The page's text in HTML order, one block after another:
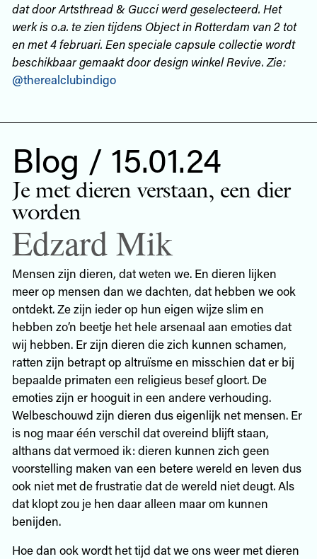
dat door Artsthread & Gucci werd geselecteerd. Het
werk is o.a. te zien tijdens Object in Rotterdam van 2 tot
en met 4 februari. Een speciale capsule collectie wordt
beschikbaar gemaakt door design winkel Revive. Zie:
@therealclubindigo
Blog / 15.01.24
Je met dieren verstaan, een dier
worden
Edzard Mik
Mensen zijn dieren, dat weten we. En dieren lijken
meer op mensen dan we dachten, dat hebben we ook
ontdekt. Ze zijn ieder op hun eigen wijze slim en
hebben zo’n beetje het hele arsenaal aan emoties dat
wij hebben. Er zijn dieren die zich kunnen schamen,
ratten zijn betrapt op altruïsme en misschien dat er bij
bepaalde primaten een religieus besef gloort. De
emoties zijn er hooguit in een andere verhouding.
Welbeschouwd zijn dieren dus eigenlijk net mensen. Er
is nog maar één verschil dat overeind blijft staan,
althans dat vermoed ik: dieren kunnen zich geen
voorstelling maken van een betere wereld en leven dus
ook niet met de frustratie dat de wereld niet deugt. Als
dat klopt zou je hen daar alleen maar om kunnen
benijden.
Hoe dan ook wordt het tijd dat we ons weer met dieren